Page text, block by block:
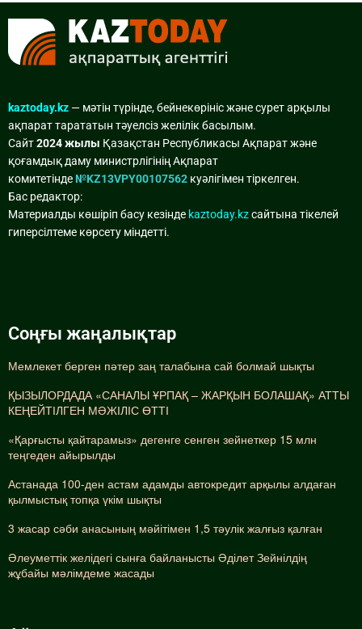
kaztoday.kz — мәтін түрінде, бейнекөрініс және сурет арқылы
ақпарат тарататын тәуелсіз желілік басылым.
Сайт2024 жылы Қазақстан Республикасы Ақпарат және
қоғамдық даму министрлігінің Ақпарат
комитетінде№KZ13VPY00107562 куәлігімен тіркелген.
Бас редактор:
Материалды көшіріп басу кезінде kaztoday.kzсайтына тікелей
гиперсілтеме көрсету міндетті.
Соңғы жаңалықтар
Мемлекет берген пәтер заң талабына сай болмай шықты
ҚЫЗЫЛОРДАДА «САНАЛЫ ҰРПАҚ – ЖАРҚЫН БОЛАШАҚ» АТТЫ
КЕҢЕЙТІЛГЕН МӘЖІЛІС ӨТТІ
«Қарғысты қайтарамыз» дегенге сенген зейнеткер 15 млн
теңгеден айырылды
Астанада 100-ден астам адамды автокредит арқылы алдаған
қылмыстық топқа үкім шықты
3 жасар сәби анасының мәйітімен 1,5 тәулік жалғыз қалған
Әлеуметтік желідегі сынға байланысты Әділет Зейнілдің
жұбайы мәлімдеме жасады